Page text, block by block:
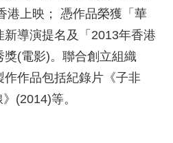
港上映； 憑作品榮獲「華
導演提名及「2013年香港
(電影)。聯合創立組織
作作品包括紀錄片《子非
(2014)等。